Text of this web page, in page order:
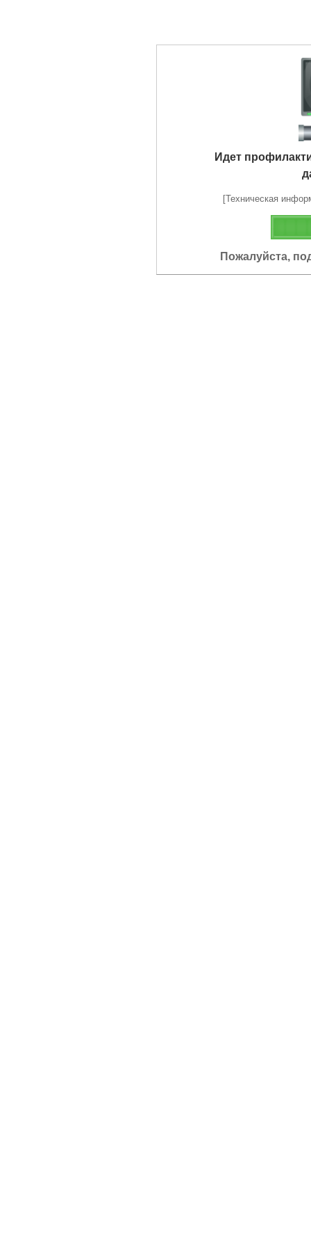
Идет
[Техническая
Пожалуйста,